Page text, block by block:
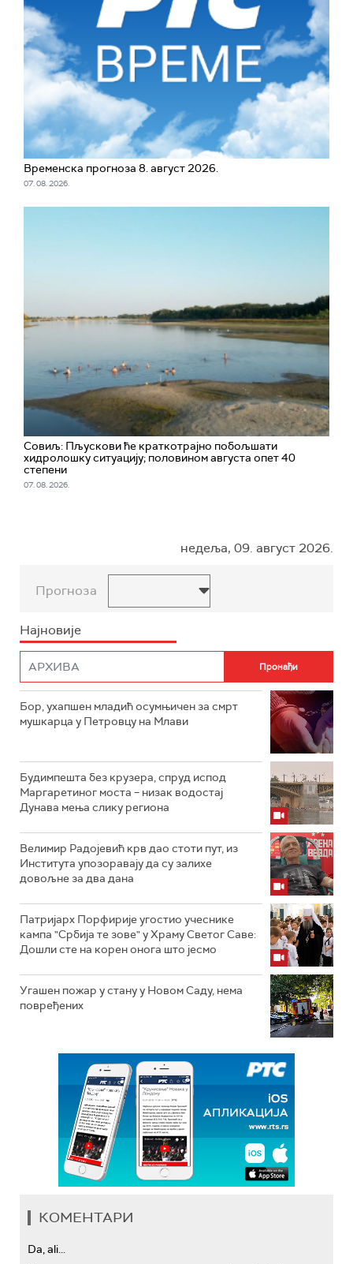
Временска прогноза 8. август 2026.
07. 08. 2026.
Совиљ: Пљускови ће краткотрајно побољшати
хидролошку ситуацију; половином августа опет 40
степени
07. 08. 2026.
недеља, 09. август 2026.
Прогноза
Најновије
Бор, ухапшен младић осумњичен за смрт
мушкарца у Петровцу на Млави
Будимпешта без крузера, спруд испод
Маргаретиног моста – низак водостај
Дунава мења слику региона
Велимир Радојевић крв дао стоти пут, из
Института упозоравају да су залихе
довољне за два дана
Патријарх Порфирије угостио учеснике
кампа "Србија те зове" у Храму Светог Саве:
Дошли сте на корен онога што јесмо
Угашен пожар у стану у Новом Саду, нема
повређених
КОМЕНТАРИ
Da, ali...